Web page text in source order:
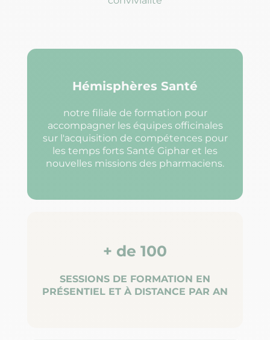
Hémisphères Santé
notre filiale de formation pour
accompagner les équipes officinales
sur l'acquisition de compétences pour
les temps forts Santé Giphar et les
nouvelles missions des pharmaciens.
+ de 100
SESSIONS DE FORMATION EN
PRÉSENTIEL ET À DISTANCE PAR AN